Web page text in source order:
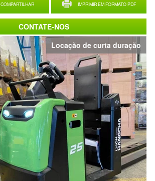
Locação de curta duração
COMPARTILHAR IMPRIMIR EM FORMATO PDF
CONTATE-NOS